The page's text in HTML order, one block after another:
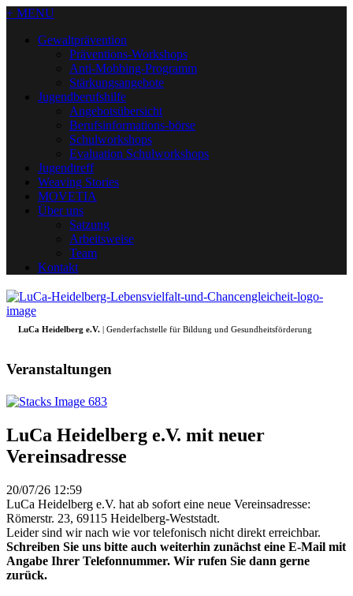
+ MENU
Gewaltprävention
Präventions-Workshops
Anti-Mobbing-Programm
Stärkungsangebote
Jugendberufshilfe
Angebotsübersicht
Berufsinformations-börse
Schulworkshops
Evaluation Schulworkshops
Jugendtreff
Weaving Stories
MOVETIA
Über uns
Satzung
Arbeitsweise
Team
Kontakt
LuCa Heidelberg e.V. | Genderfachstelle für Bildung und Gesundheitsförderung
Veranstaltungen
LuCa Heidelberg e.V. mit neuer
Vereinsadresse
20/07/26 12:59
LuCa Heidelberg e.V. hat ab sofort eine neue Vereinsadresse:
Römerstr. 23, 69115 Heidelberg-Weststadt.
Leider sind wir nach wie vor telefonisch nicht direkt erreichbar.
Schreiben Sie uns bitte auch weiterhin zunächst eine E-Mail mit
Angabe Ihrer Telefonnummer. Wir rufen Sie dann gerne
zurück.